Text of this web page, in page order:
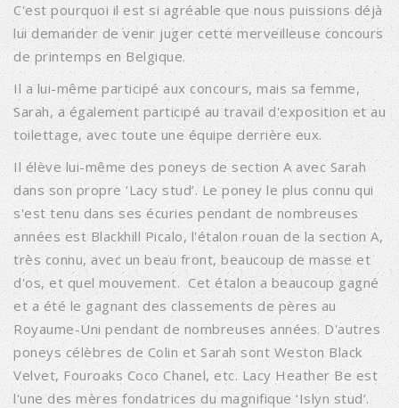
C'est pourquoi il est si agréable que nous puissions déjà
lui demander de venir juger cette merveilleuse concours
de printemps en Belgique.
Il a lui-même participé aux concours, mais sa femme,
Sarah, a également participé au travail d'exposition et au
toilettage, avec toute une équipe derrière eux.
Il élève lui-même des poneys de section A avec Sarah
dans son propre ‘Lacy stud’. Le poney le plus connu qui
s'est tenu dans ses écuries pendant de nombreuses
années est Blackhill Picalo, l'étalon rouan de la section A,
très connu, avec un beau front, beaucoup de masse et
d'os, et quel mouvement. Cet étalon a beaucoup gagné
et a été le gagnant des classements de pères au
Royaume-Uni pendant de nombreuses années. D'autres
poneys célèbres de Colin et Sarah sont Weston Black
Velvet, Fouroaks Coco Chanel, etc. Lacy Heather Be est
l'une des mères fondatrices du magnifique ‘Islyn stud’.